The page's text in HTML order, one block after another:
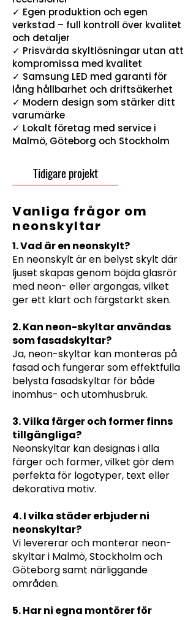
✓ Egen produktion och egen
verkstad – full kontroll över kvalitet
och detaljer
✓ Prisvärda skyltlösningar utan att
kompromissa med kvalitet
✓ Samsung LED med garanti för
lång hållbarhet och driftsäkerhet
✓ Modern design som stärker ditt
varumärke
✓ Lokalt företag med service i
Malmö, Göteborg och Stockholm
Tidigare projekt
Vanliga frågor om
neonskyltar
1. Vad är en neonskylt?
En neonskylt är en belyst skylt där
ljuset skapas genom böjda glasrör
med neon- eller argongas, vilket
ger ett klart och färgstarkt sken.
2. Kan neon-skyltar användas
som fasadskyltar?
Ja, neon-skyltar kan monteras på
fasad och fungerar som effektfulla
belysta fasadskyltar för både
inomhus- och utomhusbruk.
3. Vilka färger och former finns
tillgängliga?
Neonskyltar kan designas i alla
färger och former, vilket gör dem
perfekta för logotyper, text eller
dekorativa motiv.
4. I vilka städer erbjuder ni
neonskyltar?
Vi levererar och monterar neon-
skyltar i Malmö, Stockholm och
Göteborg samt närliggande
områden.
5. Har ni egna montörer för